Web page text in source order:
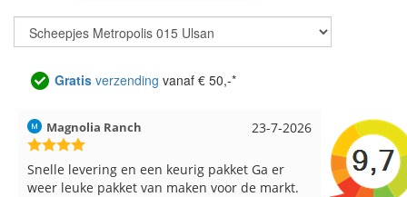
Gratis verzending vanaf € 50,-*
17-7-2026
Hilde uit Loyers
Reeds meerdere keren breigaren en
breinaalden besteld, altijd heel tevreden over
Loes uit
Snelle